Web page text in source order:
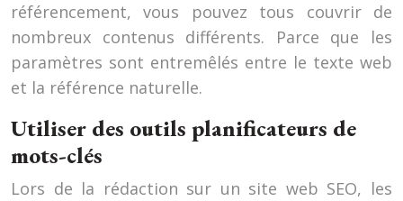
référencement, vous pouvez tous couvrir de
nombreux contenus différents. Parce que les
paramètres sont entremêlés entre le texte web
et la référence naturelle.
Utiliser des outils planificateurs de
mots-clés
Lors de la rédaction sur un site web SEO, les